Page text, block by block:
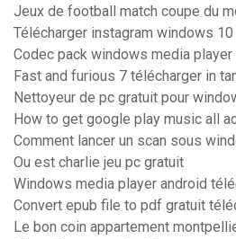
Jeux de football match coupe du
Télécharger instagram windows
Codec pack windows media
Fast and furious 7 télécharger in
Nettoyeur de pc gratuit pour
How to get google play music all
Comment lancer un scan sous
Ou est charlie jeu pc gratuit
Windows media player android
Convert epub file to pdf gratuit
Le bon coin appartement